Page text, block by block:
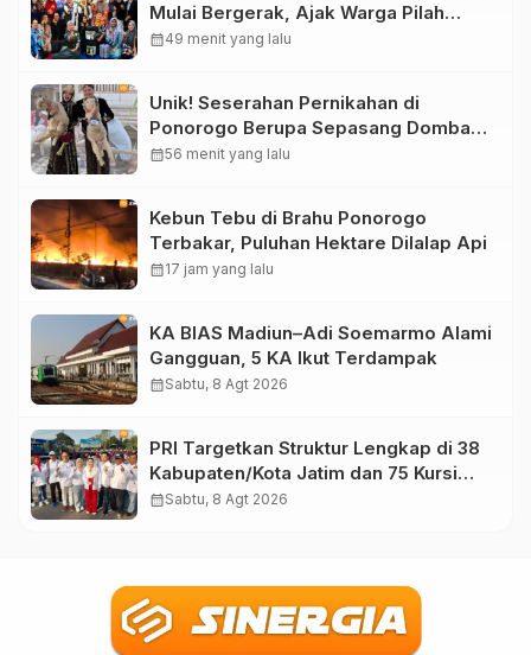
Mulai Bergerak, Ajak Warga Pilah
Sampah dari Rumah
calendar_month49 menit yang lalu
Unik! Seserahan Pernikahan di
Ponorogo Berupa Sepasang Domba
Merino
calendar_month56 menit yang lalu
Kebun Tebu di Brahu Ponorogo
Terbakar, Puluhan Hektare Dilalap Api
calendar_month17 jam yang lalu
KA BIAS Madiun–Adi Soemarmo Alami
Gangguan, 5 KA Ikut Terdampak
calendar_monthSabtu, 8 Agt 2026
PRI Targetkan Struktur Lengkap di 38
Kabupaten/Kota Jatim dan 75 Kursi
DPR RI pada Pemilu 2029
calendar_monthSabtu, 8 Agt 2026